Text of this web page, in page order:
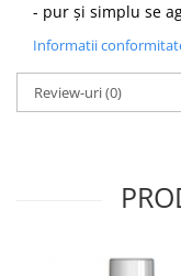
- pur și simplu se
Informatii
Review-uri(0)